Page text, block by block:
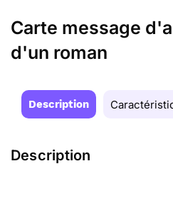
Carte message
d'un roman
Description
Description